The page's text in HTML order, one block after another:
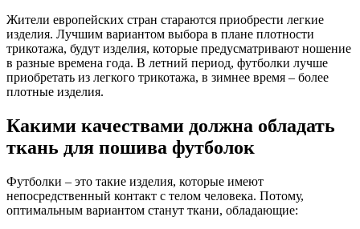
Жители европейских стран стараются приобрести легкие
изделия. Лучшим вариантом выбора в плане плотности
трикотажа, будут изделия, которые предусматривают ношение
в разные времена года. В летний период, футболки лучше
приобретать из легкого трикотажа, в зимнее время – более
плотные изделия.
Какими качествами должна обладать
ткань для пошива футболок
Футболки – это такие изделия, которые имеют
непосредственный контакт с телом человека. Потому,
оптимальным вариантом станут ткани, обладающие: